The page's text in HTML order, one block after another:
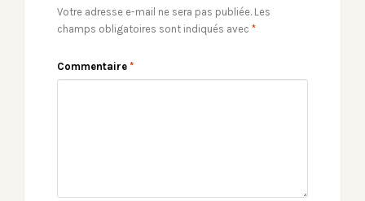
Votre adresse e-mail ne sera pas publiée. Les
champs obligatoires sont indiqués avec *
Commentaire *